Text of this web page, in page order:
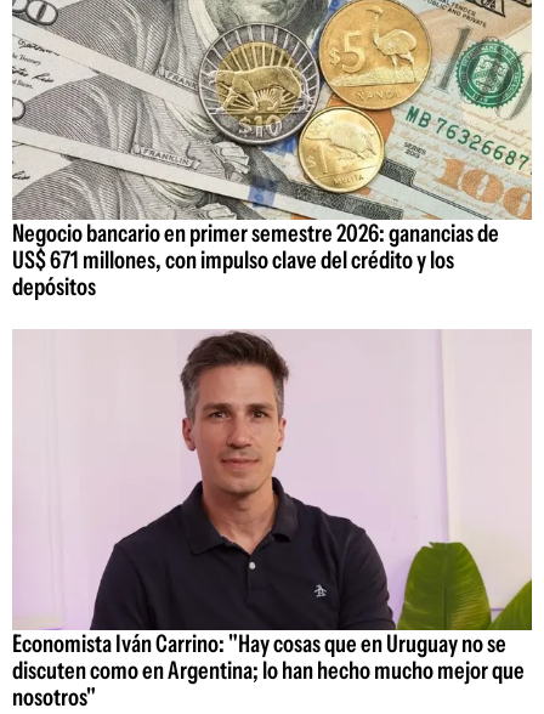
Negocio bancario en primer semestre 2026: ganancias de
US$ 671 millones, con impulso clave del crédito y los
depósitos
Economista Iván Carrino: "Hay cosas que en Uruguay no se
discuten como en Argentina; lo han hecho mucho mejor que
nosotros"